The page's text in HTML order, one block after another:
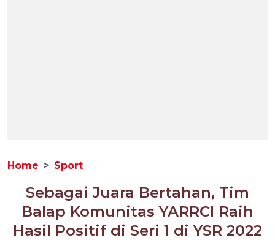
Home Sport
Sebagai Juara Bertahan, Tim
Balap Komunitas YARRCI Raih
Hasil Positif di Seri 1 di YSR 2022